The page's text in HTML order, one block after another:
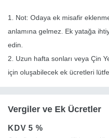
1. Not: Odaya ek misafir
anlamına gelmez. Ek yatağa
edin.
2. Uzun hafta sonları veya Çin
için oluşabilecek ek ücretleri
Vergiler ve Ek Ücretler
KDV5 %